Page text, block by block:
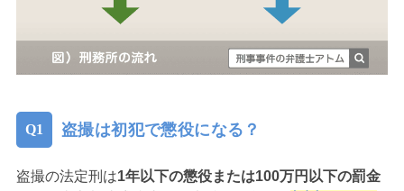
盗撮は初犯で懲役になる？
盗撮の法定刑は1年以下の懲役または100万円以下の罰金